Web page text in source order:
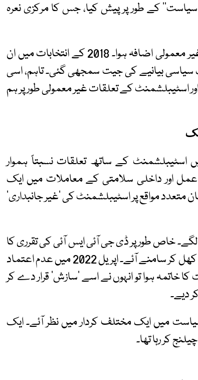
کے طور پر پیش کیا، جس کا مرکزی نعرہ
2011 کے بعد عمران خان کی مقبولیت میں غیر معمولی اضافہ ہوا۔ 2018 کے انتخابات میں ان
سیاسی بیانیے کی جیت سمجھی گئی۔ تاہم، اسی
اسٹیبلشمنٹ کے تعلقات غیر معمولی طور پر ہم
اسٹیبلشمنٹ کے ساتھ تعلقات نسبتاً ہموار
عمل اور داخلی سلامتی کے معاملات میں ایک
متعدد مواقع پر اسٹیبلشمنٹ کی ’غیر جانبداری‘
لگے۔ خاص طور پر ڈی جی آئی ایس آئی کی تقرری کا
معاملہ ایک ایسا موڑ ثابت ہوا جہاں اختلافات کھل کر سامنے آئے۔ اپریل 2022 میں عدم اعتماد
ہوا تو انہوں نے اسے ’سازش‘ قرار دے کر
دیے۔
میں ایک مختلف کردار میں نظر آئے۔ ایک
کر رہا تھا۔